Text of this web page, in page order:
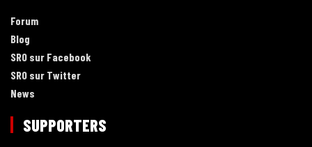
Forum
Blog
SRO sur Facebook
SRO sur Twitter
News
SUPPORTERS